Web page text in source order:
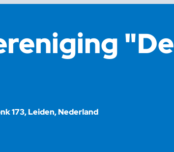
"De
173, Leiden, Nederland